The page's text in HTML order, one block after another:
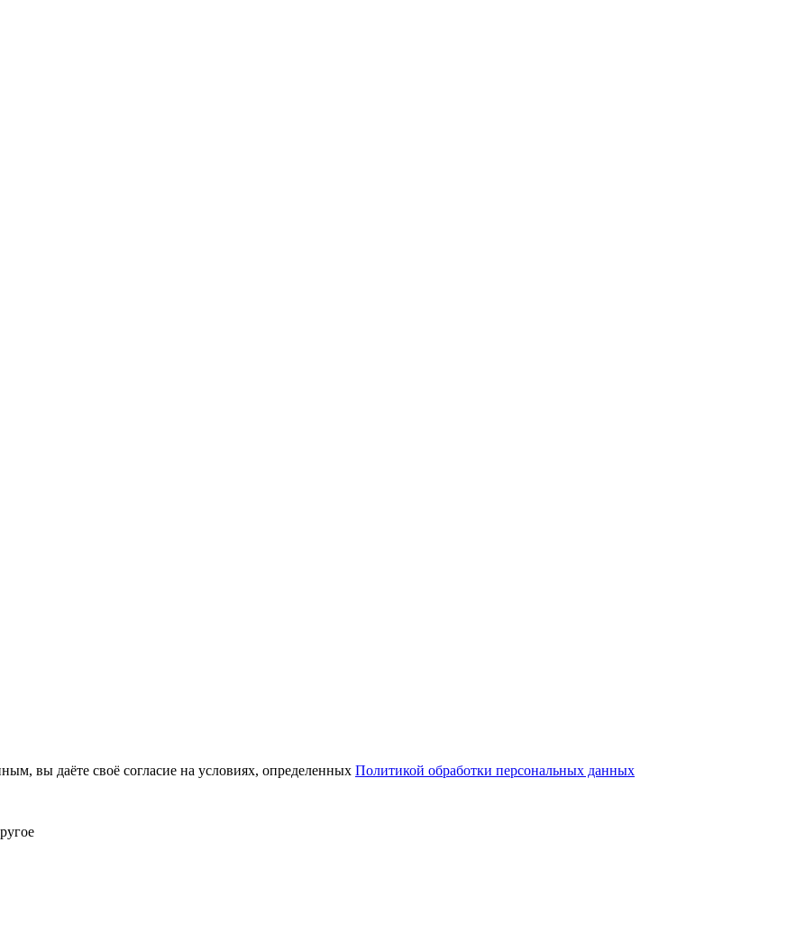
вы даёте своё согласие на условиях, определенных Политикой обработки персональных данных